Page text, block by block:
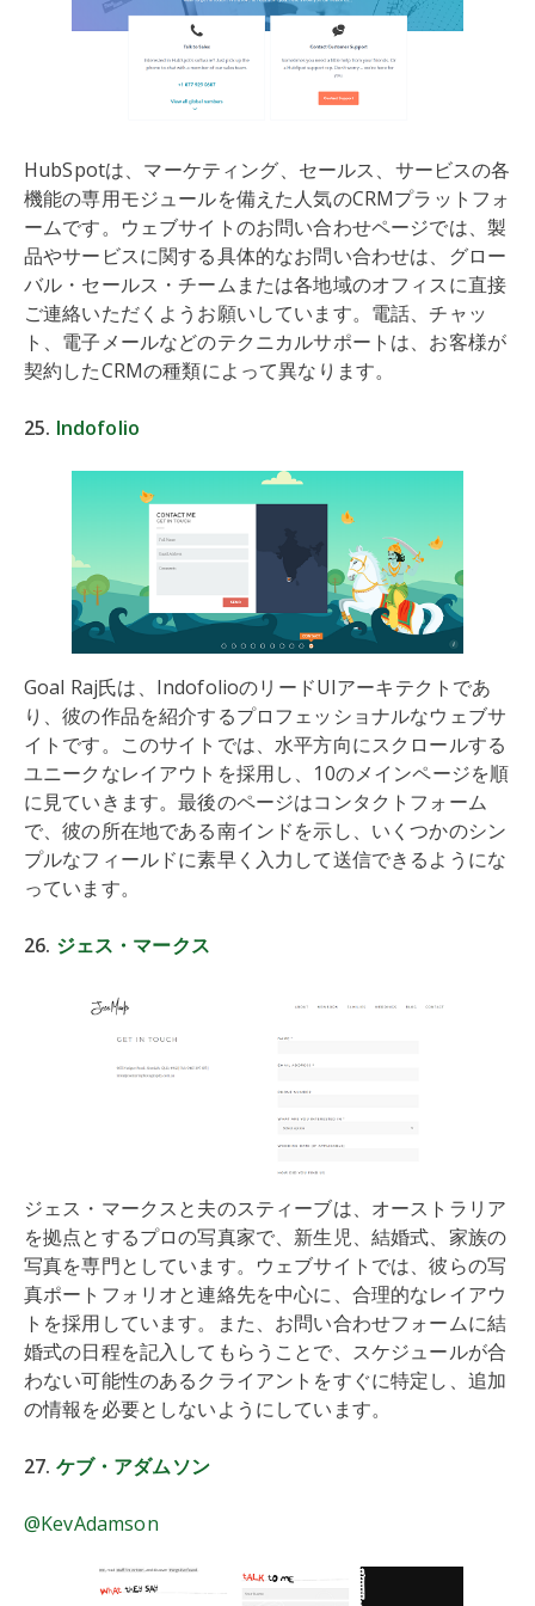
HubSpotは、マーケティング、セールス、サービスの各
機能の専用モジュールを備えた人気のCRMプラットフォ
ームです。ウェブサイトのお問い合わせページでは、製
品やサービスに関する具体的なお問い合わせは、グロー
バル・セールス・チームまたは各地域のオフィスに直接
ご連絡いただくようお願いしています。電話、チャッ
ト、電子メールなどのテクニカルサポートは、お客様が
契約したCRMの種類によって異なります。
25. Indofolio
Goal Raj氏は、IndofolioのリードUIアーキテクトであ
り、彼の作品を紹介するプロフェッショナルなウェブサ
イトです。このサイトでは、水平方向にスクロールする
ユニークなレイアウトを採用し、10のメインページを順
に見ていきます。最後のページはコンタクトフォーム
で、彼の所在地である南インドを示し、いくつかのシン
プルなフィールドに素早く入力して送信できるようにな
っています。
26. ジェス・マークス
ジェス・マークスと夫のスティーブは、オーストラリア
を拠点とするプロの写真家で、新生児、結婚式、家族の
写真を専門としています。ウェブサイトでは、彼らの写
真ポートフォリオと連絡先を中心に、合理的なレイアウ
トを採用しています。また、お問い合わせフォームに結
婚式の日程を記入してもらうことで、スケジュールが合
わない可能性のあるクライアントをすぐに特定し、追加
の情報を必要としないようにしています。
27. ケブ・アダムソン
@KevAdamson